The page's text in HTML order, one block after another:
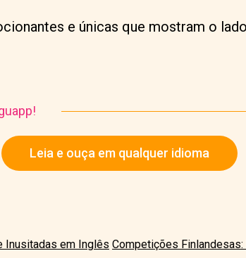
e únicas que mostram o
Leia e ouça em qualquer idioma
Inusitadas em Inglês Competições